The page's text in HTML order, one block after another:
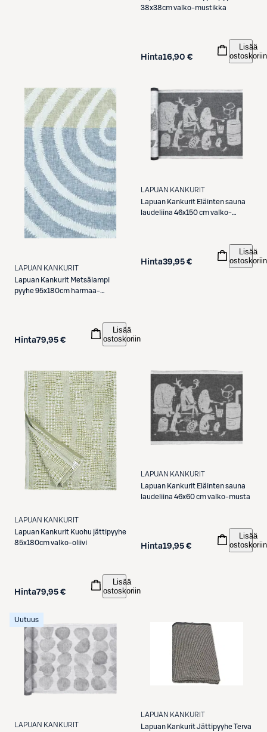
38x38cm valko-mustikka
Hinta16,90 €
Lisää
ostoskoriin
LAPUAN KANKURIT
Lapuan Kankurit Metsälampi
pyyhe 95x180cm harmaa-
Hinta79,95 €
Lisää
ostoskoriin
LAPUAN KANKURIT
Lapuan Kankurit Eläinten sauna
laudeliina 46x150 cm valko-
Hinta39,95 €
Lisää
ostoskoriin
LAPUAN KANKURIT
Lapuan Kankurit Kuohu jättipyyhe
85x180cm valko-oliivi
Hinta79,95 €
Lisää
ostoskoriin
LAPUAN KANKURIT
Lapuan Kankurit Eläinten sauna
laudeliina 46x60 cm valko-musta
Hinta19,95 €
Lisää
ostoskoriin
Uutuus
LAPUAN KANKURIT
LAPUAN KANKURIT
Lapuan KankuritJättipyyhe Terva